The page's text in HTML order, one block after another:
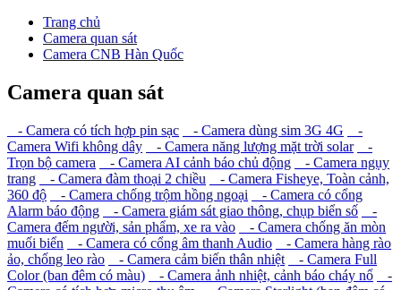
Trang chủ
Camera quan sát
Camera CNB Hàn Quốc
Camera quan sát
- Camera có tích hợp pin sạc - Camera dùng sim 3G 4G
-
Camera Wifi không dây
- Camera năng lượng mặt trời solar
-
Trọn bộ camera
- Camera AI cảnh báo chủ động
- Camera ngụy
trang
- Camera đàm thoại 2 chiều
- Camera Fisheye, Toàn cảnh,
360 độ
- Camera chống trộm hồng ngoại
- Camera có cổng
Alarm báo động
- Camera giám sát giao thông, chụp biển số
-
Camera đếm người, sản phẩm, xe ra vào
- Camera chống ăn mòn
muối biển
- Camera có cổng âm thanh Audio
- Camera hàng rào
ảo, chống leo rào
- Camera cảm biến thân nhiệt
- Camera Full
Color (ban đêm có màu)
- Camera ảnh nhiệt, cảnh báo cháy nổ
-